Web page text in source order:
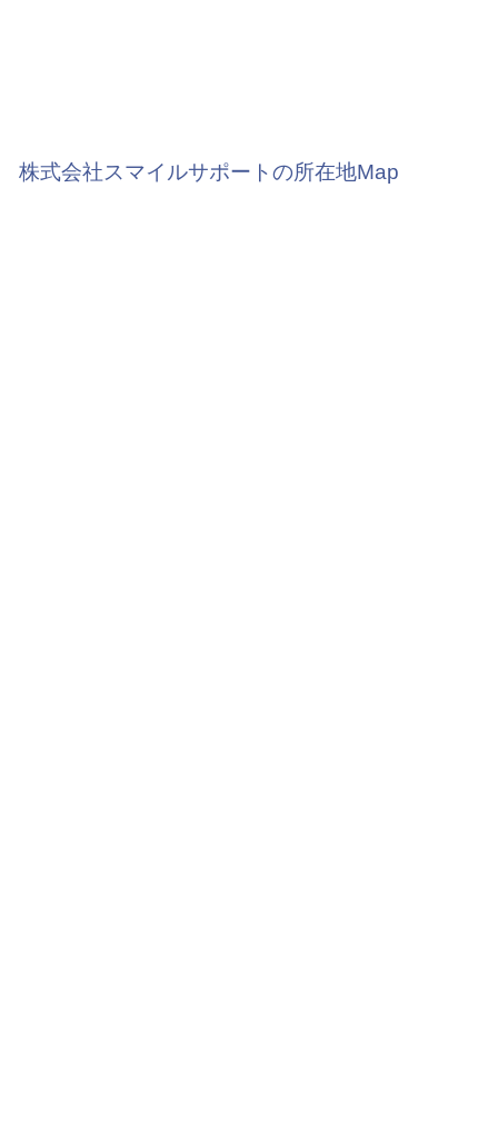
株式会社スマイルサポートの所在地Map